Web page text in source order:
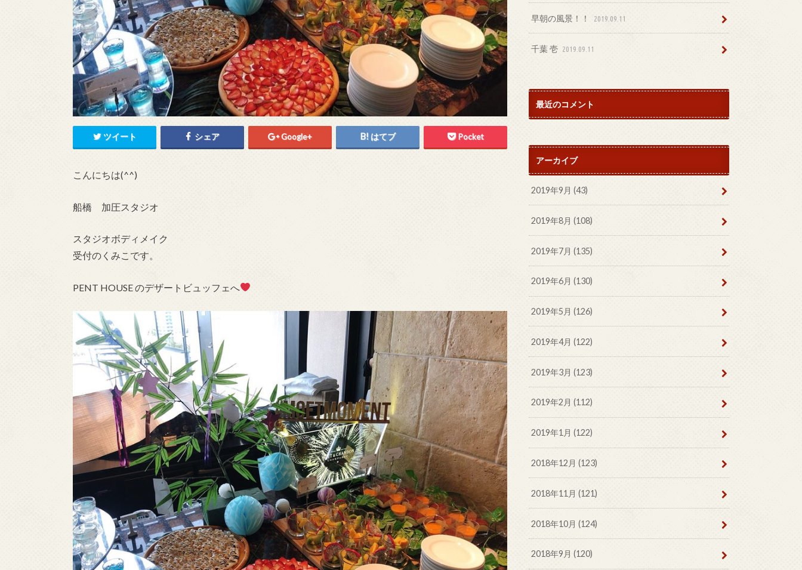
ツイート シェア Google+ はてブ Pocket
こんにちは(^^)
船橋 加圧スタジオ
スタジオボディメイク
受付のくみこです。
PENT HOUSE のデザートビュッフェへ
早朝の風景！！ 2019.09.11
千葉 壱 2019.09.11
最近のコメント
アーカイブ
2019年9月 (43)
2019年8月 (108)
2019年7月 (135)
2019年6月 (130)
2019年5月 (126)
2019年4月 (122)
2019年3月 (123)
2019年2月 (112)
2019年1月 (122)
2018年12月 (123)
2018年11月 (121)
2018年10月 (124)
2018年9月 (120)